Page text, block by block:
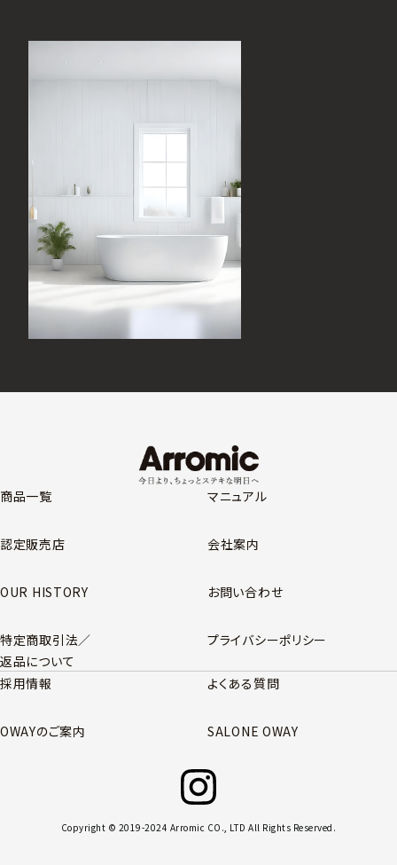
商品一覧 マニュアル
認定販売店 会社案内
OUR HISTORY お問い合わせ
特定商取引法／
返品について
プライバシーポリシー
採用情報 よくある質問
OWAYのご案内 SALONE OWAY
Copyright © 2019-2024 Arromic CO., LTD All Rights Reserved.